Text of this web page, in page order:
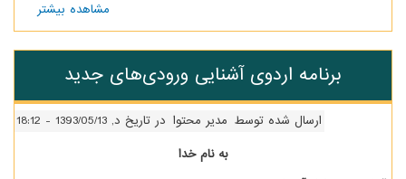
مشاهده بیشتر
درباره
تابستانی
برنامه اردوی آشنایی ورودی‌های جدید
ارسال شده توسطمدیر محتوادر تاریخ د, 1393/05/13 - 18:12
به نام خدا